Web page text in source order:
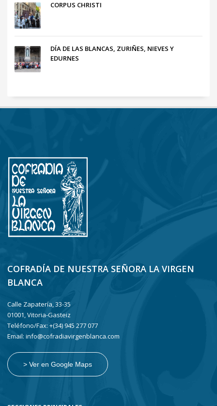
CORPUS CHRISTI
DÍA DE LAS BLANCAS, ZURIÑES, NIEVES Y
EDURNES
COFRADÍA DE NUESTRA SEÑORA LA VIRGEN
BLANCA
Calle Zapatería, 33-35
01001, Vitoria-Gasteiz
Teléfono/Fax: +(34) 945 277 077
Email: info@cofradiavirgenblanca.com
> Ver en Google Maps